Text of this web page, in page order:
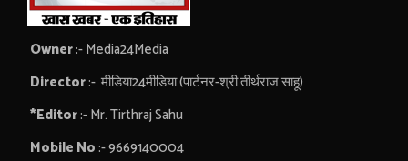
Owner:- Media24Media
Director:- मीडिया24मीडिया (पार्टनर-श्री तीर्थराज साहू)
*Editor:- Mr. Tirthraj Sahu
Mobile No:- 9669140004